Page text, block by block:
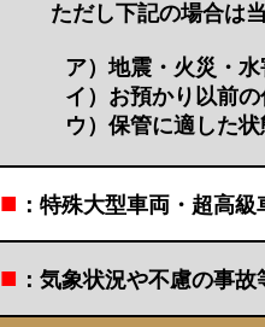
ただし下記の場合は
ア）地震・火災・水害
イ）お預かり以前の傷
ウ）保管に適した状態
■ ：特殊大型車両・超高
■ ：気象状況や不慮の事